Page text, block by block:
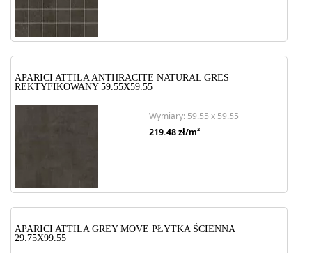
APARICI ATTILA ANTHRACITE NATURAL GRES
REKTYFIKOWANY 59.55X59.55
Wymiary: 59.55 x 59.55
219.48zł/m2
APARICI ATTILA GREY MOVE PŁYTKA ŚCIENNA
29.75X99.55